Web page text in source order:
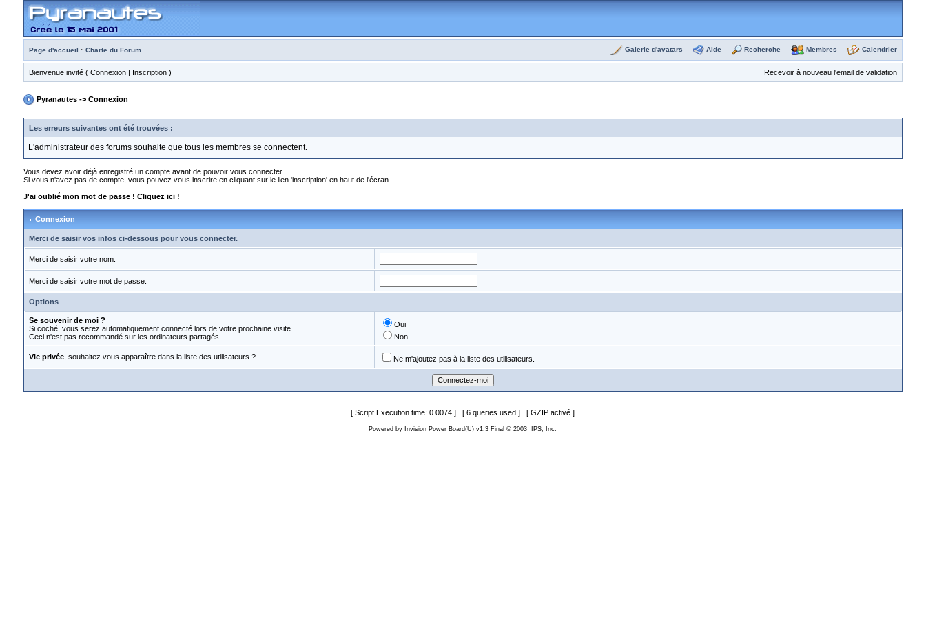
Page d'accueil · Charte du Forum Galerie d'avatars Aide Recherche Membres Calendrier
Bienvenue invité ( Connexion| Inscription) Recevoir à nouveau l'email de validation
Pyranautes-> Connexion
Les erreurs suivantes ont été trouvées :
L'administrateur des forums souhaite que tous les membres se connectent.
Vous devez avoir déjà enregistré un compte avant de pouvoir vous connecter.
Si vous n'avez pas de compte, vous pouvez vous inscrire en cliquant sur le lien 'inscription' en haut de l'écran.
J'ai oublié mon mot de passe ! Cliquez ici !
Connexion
Merci de saisir vos infos ci-dessous pour vous connecter.
Merci de saisir votre nom.
Merci de saisir votre mot de passe.
Options
Se souvenir de moi ?
Si coché, vous serez automatiquement connecté lors de votre prochaine visite.
Ceci n'est pas recommandé sur les ordinateurs partagés.
Oui
Non
Vie privée, souhaitez vous apparaître dans la liste des utilisateurs ? Ne m'ajoutez pas à la liste des utilisateurs.
[ Script Execution time: 0.0074 ] [ 6 queries used ] [ GZIP activé ]
Powered by Invision Power Board(U) v1.3 Final © 2003 IPS, Inc.